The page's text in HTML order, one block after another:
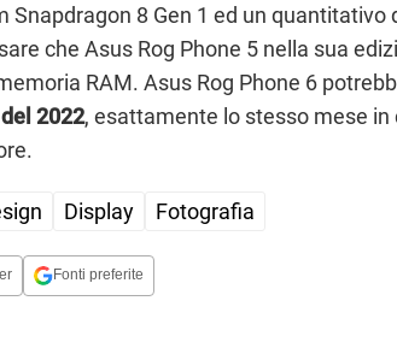
Snapdragon 8 Gen 1 ed un quantitativo
che Asus Rog Phone 5 nella sua
RAM. Asus Rog Phone 6
2022, esattamente lo stesso mese in
Display Fotografia
Fonti preferite